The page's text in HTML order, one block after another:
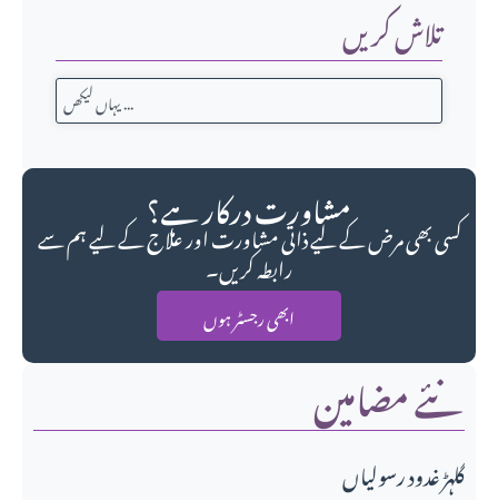
تلاش کریں
مشاورت درکار ہے؟
کسی بھی مرض کے لیے ذاتی مشاورت اور علاج کے لیے ہم سے
رابطہ کریں۔
ابھی رجسٹر ہوں
نئے مضامین
گلہڑ غدود رسولیاں